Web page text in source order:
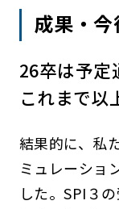
成果・
26卒は予定
これまで以
結果的に、私
ミュレーショ
した。SPI３